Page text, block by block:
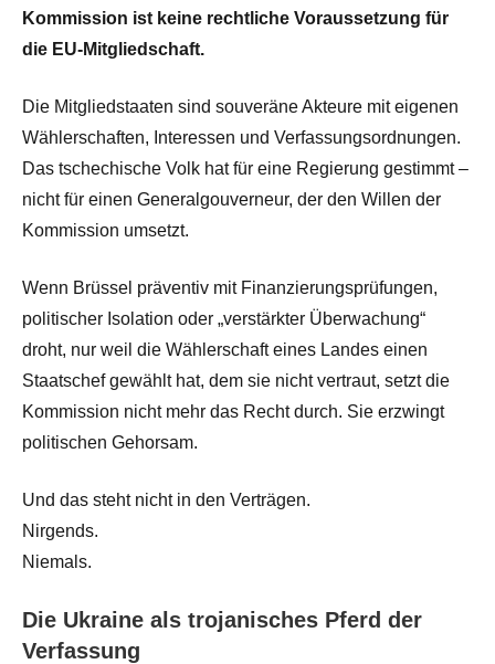
Kommission ist keine rechtliche Voraussetzung für
die EU-Mitgliedschaft.
Die Mitgliedstaaten sind souveräne Akteure mit eigenen
Wählerschaften, Interessen und Verfassungsordnungen.
Das tschechische Volk hat für eine Regierung gestimmt –
nicht für einen Generalgouverneur, der den Willen der
Kommission umsetzt.
Wenn Brüssel präventiv mit Finanzierungsprüfungen,
politischer Isolation oder „verstärkter Überwachung“
droht, nur weil die Wählerschaft eines Landes einen
Staatschef gewählt hat, dem sie nicht vertraut, setzt die
Kommission nicht mehr das Recht durch. Sie erzwingt
politischen Gehorsam.
Und das steht nicht in den Verträgen.
Nirgends.
Niemals.
Die Ukraine als trojanisches Pferd der
Verfassung